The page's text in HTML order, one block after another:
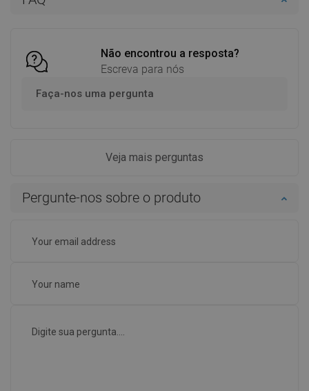
Não encontrou a resposta?
Escreva para nós
Faça-nos uma pergunta
Veja mais perguntas
Pergunte-nos sobre o produto